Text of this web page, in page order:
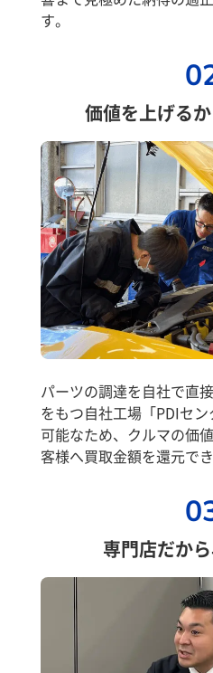
す。
価値を上げる
パーツの調達を自社で直
をもつ自社工場「PDIセ
可能なため、クルマの価
客様へ買取金額を還元でき
専門店だか